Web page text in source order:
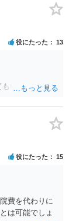
役にたった 13
いいですよ。
役にたった 15
費を代わりに
は可能でしょ